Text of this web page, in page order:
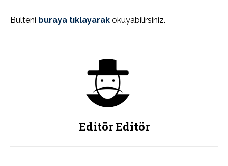
Bülteni buraya tıklayarak okuyabilirsiniz.
Editör Editör